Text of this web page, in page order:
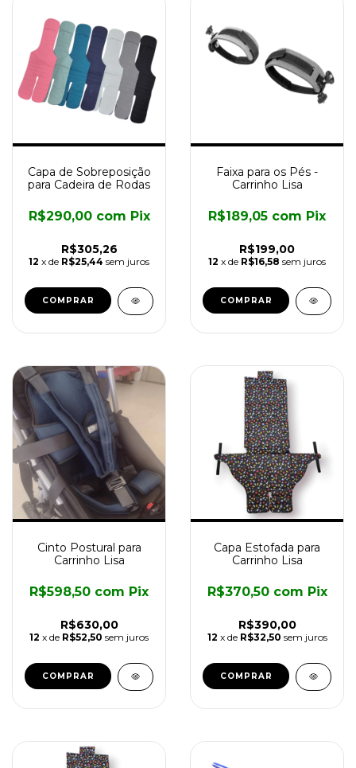
Capa de Sobreposição
para Cadeira de Rodas
R$305,26
R$290,00 com Pix
12 x de R$25,44 sem juros
Faixa para os Pés -
Carrinho Lisa
R$199,00
R$189,05 com Pix
12 x de R$16,58 sem juros
COMPRAR
Cinto Postural para
Carrinho Lisa
R$630,00
R$598,50 com Pix
12 x de R$52,50 sem juros
COMPRAR
Capa Estofada para
Carrinho Lisa
R$390,00
R$370,50 com Pix
12 x de R$32,50 sem juros